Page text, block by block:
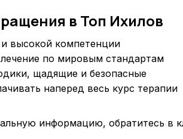
в Топ Ихилов
высокой компетенции
по мировым стандартам
щадящие и безопасные
наперед весь курс терапии
информацию, обратитесь в